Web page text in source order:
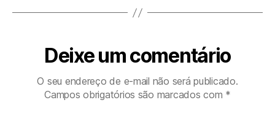
Deixe um comentário
O seu endereço de e-mail não será publicado.
Campos obrigatórios são marcados com *